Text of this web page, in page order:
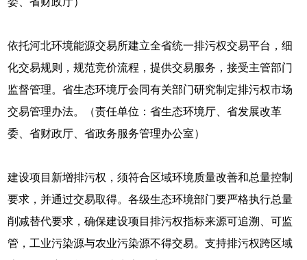
依托河北环境能源交易所建立全省统一排污权交易平台，细
化交易规则，规范竞价流程，提供交易服务，接受主管部门
监督管理。省生态环境厅会同有关部门研究制定排污权市场
交易管理办法。（责任单位：省生态环境厅、省发展改革
委、省财政厅、省政务服务管理办公室）
建设项目新增排污权，须符合区域环境质量改善和总量控制
要求，并通过交易取得。各级生态环境部门要严格执行总量
削减替代要求，确保建设项目排污权指标来源可追溯、可监
管，工业污染源与农业污染源不得交易。支持排污权跨区域